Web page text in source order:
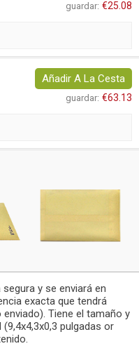
guardar: €25.08
Añadir A La Cesta
guardar: €63.13
y se enviará en
exacta que tendrá
Tiene el tamaño y
pulgadas or